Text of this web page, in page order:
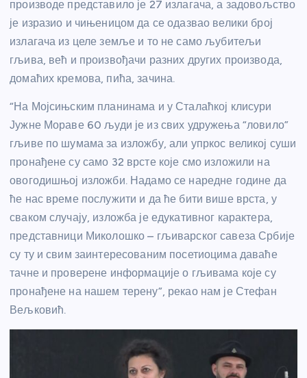
производе представило је 27 излагача, а задовољство
је изразио и чињеницом да се одазвао велики број
излагача из целе земље и то не само љубитељи
гљива, већ и произвођачи разних других производа,
домаћих кремова, пића, зачина.
“На Мојсињским планинама и у Сталаћкој клисури
Јужне Мораве 60 људи је из свих удружења “ловило”
гљиве по шумама за изложбу, али упркос великој суши
пронађене су само 32 врсте које смо изложили на
овогодишњој изложби. Надамо се наредне године да
ће нас време послужити и да ће бити више врста, у
сваком случају, изложба је едукативног карактера,
представници Миколошко – гљиварског савеза Србије
су ту и свим заинтересованим посетиоцима даваће
тачне и проверене информације о гљивама које су
пронађене на нашем терену”, рекао нам је Стефан
Вељковић.